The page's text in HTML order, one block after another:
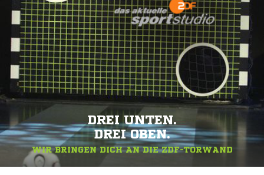
DREI UNTEN.
DREI OBEN.
WIR BRINGEN DICH AN DIE ZDF-TORWAND